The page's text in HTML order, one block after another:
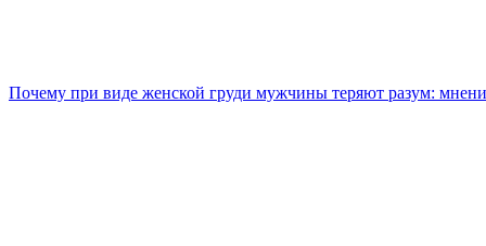
Почему при виде женской груди мужчины теряют разум: